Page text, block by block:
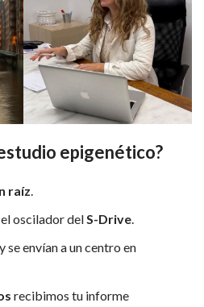
epigenético?
raíz.
oscilador delS-Drive.
se envían a un centro en
recibimos tu informe